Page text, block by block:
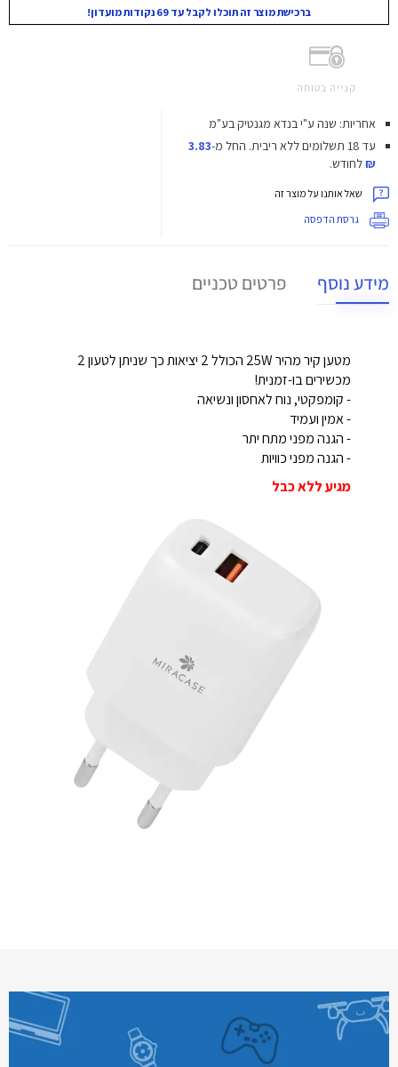
ברכישת מוצר זה תוכלו לקבל עד 69 נקודות מועדון!
קנייה בטוחה
אחריות: שנה ע"י בנדא מגנטיק בע"מ
עד 18 תשלומים ללא ריבית.
החל מ-3.83
₪לחודש.
שאל אותנו על מוצר זה
גרסת הדפסה
מידע נוסף פרטים טכניים
מטען קיר מהיר 25W הכולל 2 יציאות כך שניתן לטעון 2
מכשירים בו-זמנית!
- קומפקטי, נוח לאחסון ונשיאה
- אמין ועמיד
- הגנה מפני מתח יתר
- הגנה מפני כוויות
מגיע ללא כבל